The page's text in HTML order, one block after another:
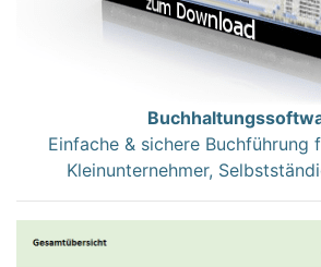
Einfache & sichere Buchführung
Kleinunternehmer,